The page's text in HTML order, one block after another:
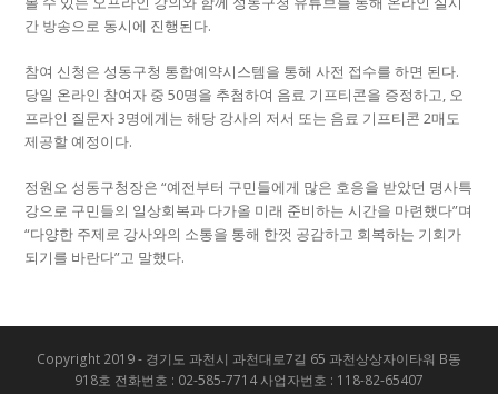
간 방송으로 동시에 진행된다.
참여 신청은 성동구청 통합예약시스템을 통해 사전 접수를 하면 된다.
당일 온라인 참여자 중 50명을 추첨하여 음료 기프티콘을 증정하고, 오
프라인 질문자 3명에게는 해당 강사의 저서 또는 음료 기프티콘 2매도
제공할 예정이다.
정원오 성동구청장은 “예전부터 구민들에게 많은 호응을 받았던 명사특
강으로 구민들의 일상회복과 다가올 미래 준비하는 시간을 마련했다”며
“다양한 주제로 강사와의 소통을 통해 한껏 공감하고 회복하는 기회가
되기를 바란다”고 말했다.
Copyright 2019 - 경기도 과천시 과천대로7길 65 과천상상자이타워 B동
918호 전화번호 : 02-585-7714 사업자번호 : 118-82-65407